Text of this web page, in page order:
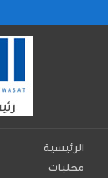
الرئيسية
محليات